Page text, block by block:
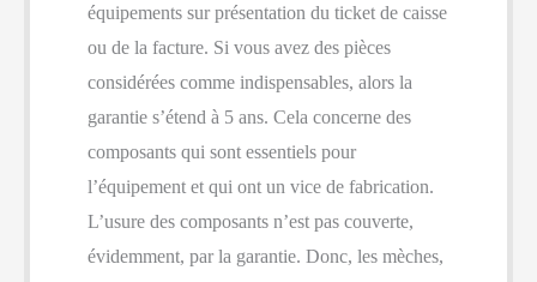
équipements sur présentation du ticket de caisse
ou de la facture. Si vous avez des pièces
considérées comme indispensables, alors la
garantie s’étend à 5 ans. Cela concerne des
composants qui sont essentiels pour
l’équipement et qui ont un vice de fabrication.
L’usure des composants n’est pas couverte,
évidemment, par la garantie. Donc, les mèches,